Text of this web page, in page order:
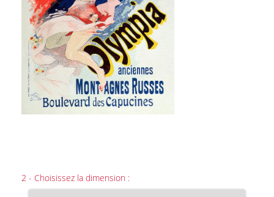
2 - Choisissez la dimension :